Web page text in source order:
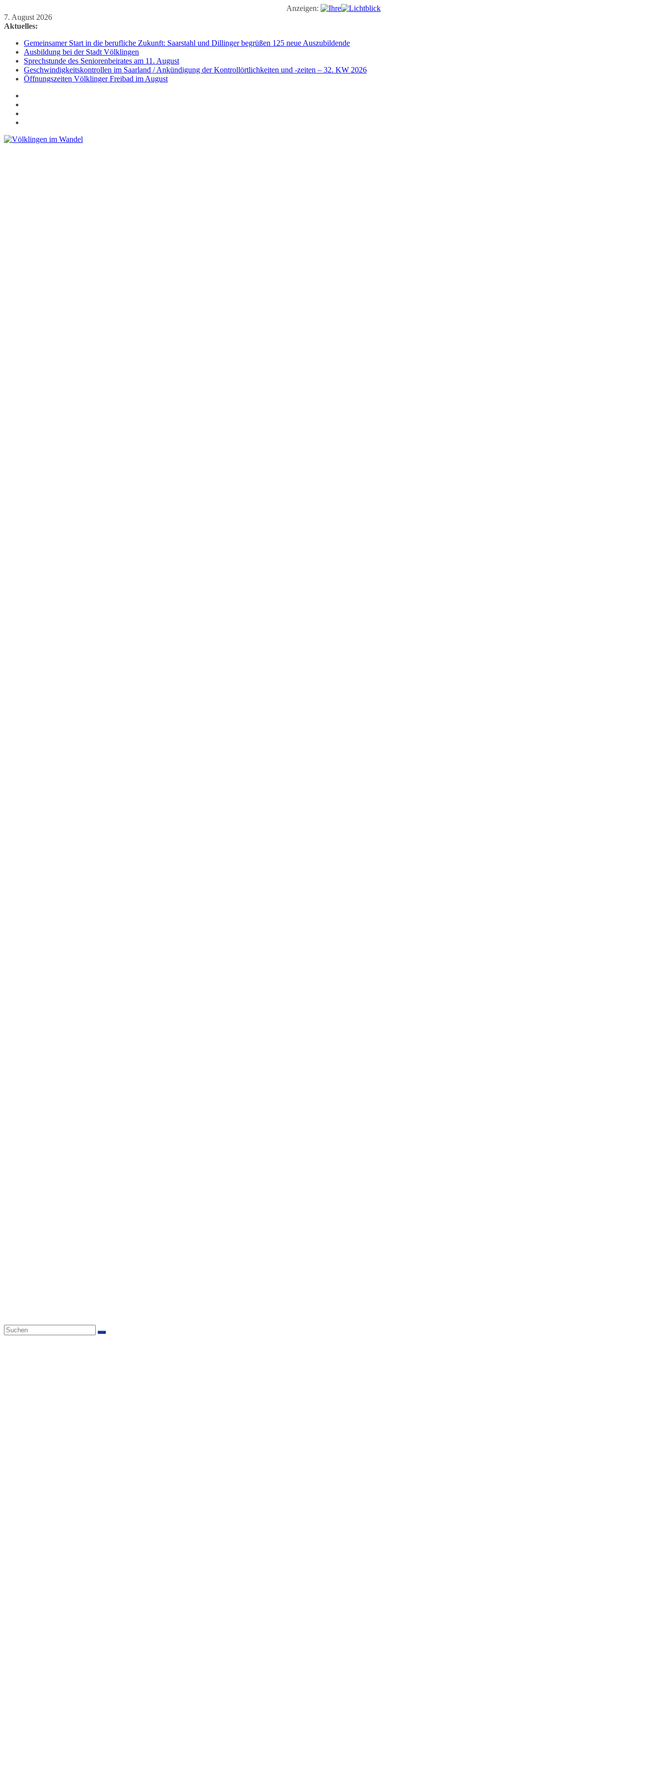
Anzeigen:
Zum
Inhalt
7. August 2026
Aktuelles:
Gemeinsamer Start in die berufliche Zukunft: Saarstahl und Dillinger begrüßen 125 neue Auszubildende
Ausbildung bei der Stadt Völklingen
Sprechstunde des Seniorenbeirates am 11. August
Geschwindigkeitskontrollen im Saarland / Ankündigung der Kontrollörtlichkeiten und -zeiten – 32. KW 2026
Öffnungszeiten Völklinger Freibad im August